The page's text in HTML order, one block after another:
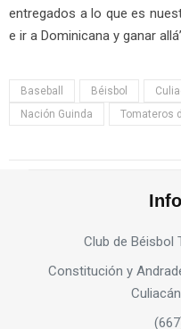
entregados a lo que es
e ir a Dominicana y ganar
Baseball Béisbol
Nación Guinda
Tomateros
Club de Béisbol
Constitución y